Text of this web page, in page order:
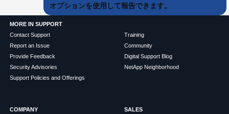
オプションを使用して報告できます。
MORE IN SUPPORT
Contact Support
Report an Issue
Provide Feedback
Security Advisories
Support Policies and Offerings
Training
Community
Digital Support Blog
NetApp Neighborhood
COMPANY
SALES